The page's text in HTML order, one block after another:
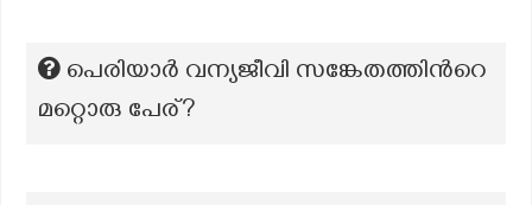
പെരിയാര്‍ വന്യജീവി സങ്കേതത്തിന്‍റെ
മറ്റൊരു പേര്?